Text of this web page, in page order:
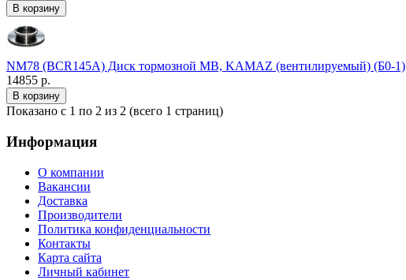
NM78 (BCR145A) Диск тормозной MB, KAMAZ (вентилируемый) (Б0-1)
14855 р.
Показано с 1 по 2 из 2 (всего 1 страниц)
Информация
О компании
Вакансии
Доставка
Производители
Политика конфиденциальности
Контакты
Карта сайта
Личный кабинет